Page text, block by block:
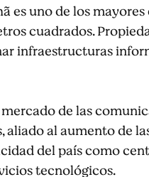
es uno de los
cuadrados.
infraestructuras
de las
al aumento de
del país como
tecnológicos.